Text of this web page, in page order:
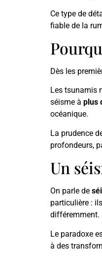
Ce type de
fiable de la
Dès les
Les tsunamis
séisme à plus
océanique.
La prudence
profondeurs,
Un
On parle de
particulière :
différemment.
Le paradoxe
à des